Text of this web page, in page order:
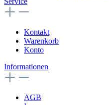
Kontakt
Warenkorb
Konto
Informationen
AGB